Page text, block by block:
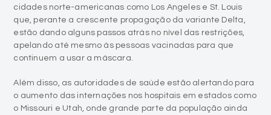
cidades norte-americanas como Los Angeles e St. Louis
que, perante a crescente propagação da variante Delta,
estão dando alguns passos atrás no nível das restrições,
apelando até mesmo às pessoas vacinadas para que
continuem a usar a máscara.
Além disso, as autoridades de saúde estão alertando para
o aumento das internações nos hospitais em estados como
o Missouri e Utah, onde grande parte da população ainda